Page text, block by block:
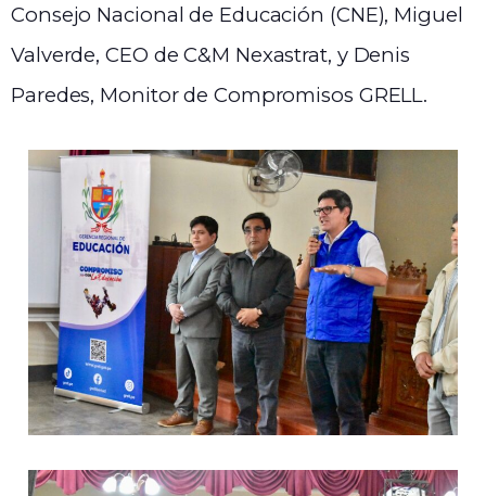
Consejo Nacional de Educación (CNE), Miguel
Valverde, CEO de C&M Nexastrat, y Denis
Paredes, Monitor de Compromisos GRELL.